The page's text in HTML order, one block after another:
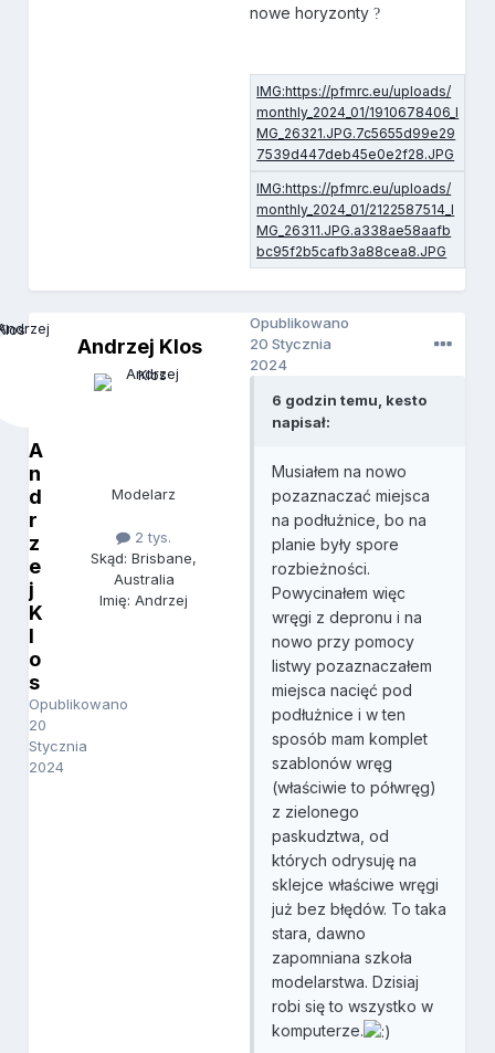
nowe horyzonty?
A
n
d
r
z
e
j
K
l
o
s
Opublikowano
20
Stycznia
2024
Andrzej Klos
Modelarz
2 tys.
Skąd: Brisbane,
Australia
Imię: Andrzej
Opublikowano
20 Stycznia
2024
6 godzin temu, kesto
napisał:
Musiałem na nowo
pozaznaczać miejsca
na podłużnice, bo na
planie były spore
rozbieżności.
Powycinałem więc
wręgi z depronu i na
nowo przy pomocy
listwy pozaznaczałem
miejsca nacięć pod
podłużnice i w ten
sposób mam komplet
szablonów wręg
(właściwie to półwręg)
z zielonego
paskudztwa, od
których odrysuję na
sklejce właściwe wręgi
już bez błędów. To taka
stara, dawno
zapomniana szkoła
modelarstwa. Dzisiaj
robi się to wszystko w
komputerze.